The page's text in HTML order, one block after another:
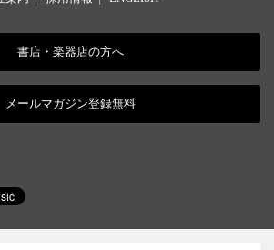
書店・楽器店の方へ
メールマガジン登録無料